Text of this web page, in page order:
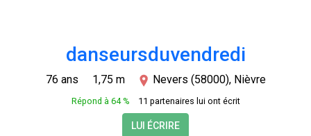
danseursduvendredi
76 ans 1,75 m Nevers (58000), Nièvre
Répond à 64 % 11 partenaires lui ont écrit
LUI ÉCRIRE